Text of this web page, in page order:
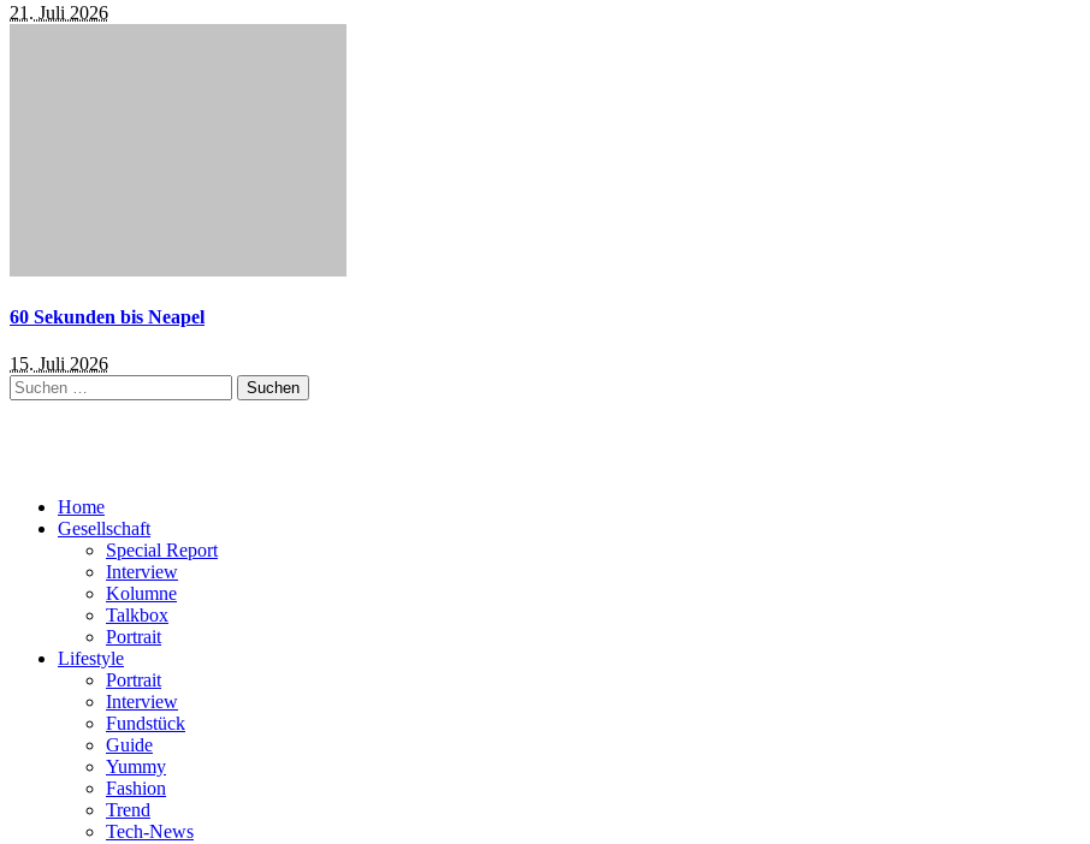
21. Juli 2026
60 Sekunden bis Neapel
15. Juli 2026
Suchen
nach:
Home
Gesellschaft
Special Report
Interview
Kolumne
Talkbox
Portrait
Lifestyle
Portrait
Interview
Fundstück
Guide
Yummy
Fashion
Trend
Tech-News